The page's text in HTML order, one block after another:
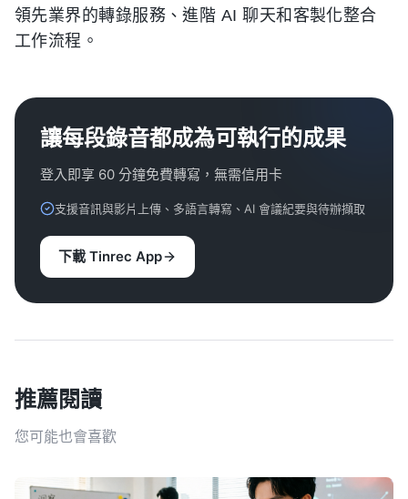
領先業界的轉錄服務、進階 AI 聊天和客製化整合
工作流程。
讓每段錄音都成為可執行的成果
登入即享 60 分鐘免費轉寫，無需信用卡
支援音訊與影片上傳、多語言轉寫、AI 會議紀要與待辦擷取
下載 Tinrec App
推薦閱讀
您可能也會喜歡